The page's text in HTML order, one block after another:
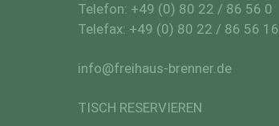
Telefon: +49 (0) 80 22 / 86 56 0
Telefax: +49 (0) 80 22 / 86 56 16
info@freihaus-brenner.de
TISCH RESERVIEREN